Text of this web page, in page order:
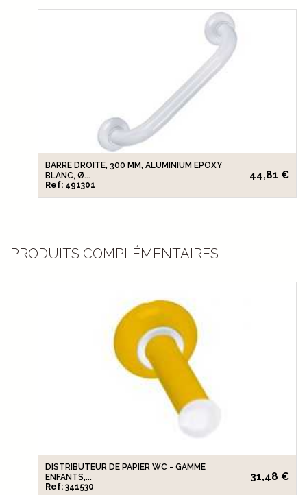
BARRE DROITE, 300 MM, ALUMINIUM EPOXY
BLANC, Ø...
Ref: 491301
44,81 €
PRODUITS COMPLÉMENTAIRES
DISTRIBUTEUR DE PAPIER WC - GAMME
ENFANTS,...
Ref: 341530
31,48 €